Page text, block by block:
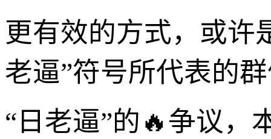
更有效的方式，或许
老逼”符号所代表的
“日老逼”的🔥争议，